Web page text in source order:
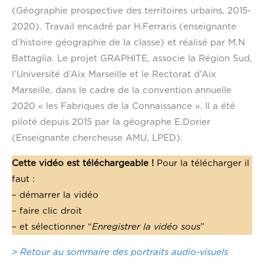
(Géographie prospective des territoires urbains, 2015-
2020). Travail encadré par H.Ferraris (enseignante
d’histoire géographie de la classe) et réalisé par M.N
Battaglia. Le projet GRAPHITE, associe la Région Sud,
l’Université d’Aix Marseille et le Rectorat d’Aix
Marseille, dans le cadre de la convention annuelle
2020 « les Fabriques de la Connaissance ». Il a été
piloté depuis 2015 par la géographe E.Dorier
(Enseignante chercheuse AMU, LPED).
Cette vidéo est téléchargeable ! Pour la télécharger il
faut :
– démarrer la vidéo
– faire clic droit
– et sélectionner “Enregistrer la vidéo sous”
> Retour au sommaire des portraits audio-visuels